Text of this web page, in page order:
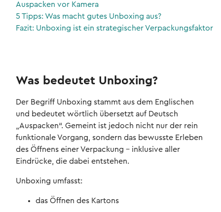
Auspacken vor Kamera
5 Tipps: Was macht gutes Unboxing aus?
Fazit: Unboxing ist ein strategischer Verpackungsfaktor
Was bedeutet Unboxing?
Der Begriff Unboxing stammt aus dem Englischen
und bedeutet wörtlich übersetzt auf Deutsch
„Auspacken“. Gemeint ist jedoch nicht nur der rein
funktionale Vorgang, sondern das bewusste Erleben
des Öffnens einer Verpackung – inklusive aller
Eindrücke, die dabei entstehen.
Unboxing umfasst:
das Öffnen des Kartons